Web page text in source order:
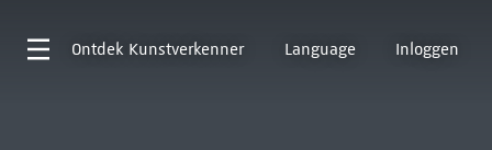
Ontdek Kunstverkenner Language Inloggen